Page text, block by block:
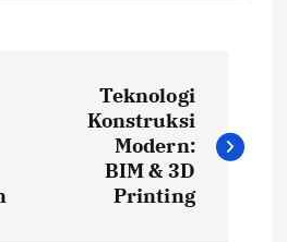
Teknologi
Konstruksi
Modern:
BIM & 3D
Printing